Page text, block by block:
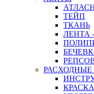
ТЕЙП
ТКАНЬ
ЛЕНТА
КРАСКА